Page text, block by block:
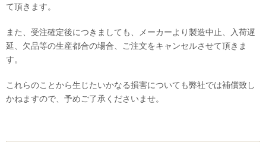
て頂きます。
また、受注確定後につきましても、メーカーより製造中止、入荷遅
延、欠品等の生産都合の場合、ご注文をキャンセルさせて頂きま
す。
これらのことから生じたいかなる損害についても弊社では補償致し
かねますので、予めご了承くださいませ。